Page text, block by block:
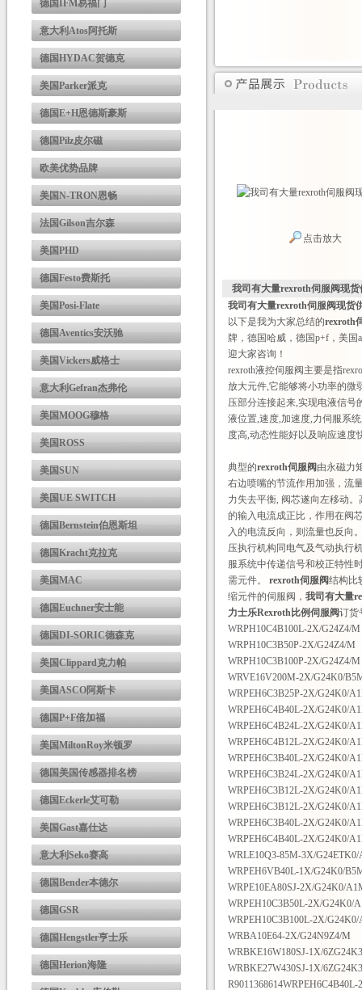
德国IFM易福门
意大利Atos阿托斯
德国HYDAC贺德克
美国Parker派克
德国E+H恩德斯豪斯
德国Pilz皮尔磁
欧美优势品牌
美国N-TRON恩畅
法国Gilson吉尔森
美国PHD
德国Festo费斯托
美国Posi-Flate
德国Aventics安沃驰
美国Vickers威格士
意大利Gefran杰弗伦
美国MOOG穆格
美国ROSS
美国SUN
美国UE SWITCH
德国Bernstein伯恩斯坦
德国Kracht克拉克
美国MAC
德国Euchner安士能
德国DI-SORIC德森克
美国Clippard克力帕
美国ASCO阿斯卡
德国P+F倍加福
美国MiltonRoy米顿罗
德国美国传感器排名榜
德国Eckerle艾可勒
美国Gast嘉仕达
意大利Seko赛高
德国Bender本德尔
德国GSR
德国Hengstler亨士乐
德国Herion海隆
点击放大
我司有大量rexroth伺服阀现货
我司有大量rexroth伺服阀现货
以下是我为大家总结的rexroth
牌，德国哈威，德国p+f，美国
迎大家咨询！
rexroth液控伺服阀主要是指
放大元件,它能够将小功率的微
压部分连接起来,实现电液信号
液位置,速度,加速度,力伺服系
度高,动态性能好以及响应速度
典型的rexroth伺服阀 由永磁力
右边喷嘴的节流作用加强，流
力失去平衡, 阀芯遂向左移动
的输入电流成正比，作用在阀
入的电流反向，则流量也反向
压执行机构同电气及气动执行
服系统中传递信号和校正特性
需元件。rexroth伺服阀结构比
缩元件的伺服阀，我司有大量
力士乐Rexroth比例伺服阀订货
WRPH10C4B100L-2X/G24Z4/M
WRPH10C3B50P-2X/G24Z4/M
WRPH10C3B100P-2X/G24Z4/M
WRVE16V200M-2X/G24K0/
WRPEH6C3B25P-2X/G24K0/
WRPEH6C4B40L-2X/G24K0/
WRPEH6C4B24L-2X/G24K0/
WRPEH6C4B12L-2X/G24K0/
WRPEH6C3B40L-2X/G24K0/
WRPEH6C3B24L-2X/G24K0/
WRPEH6C3B12L-2X/G24K0/
WRPEH6C3B12L-2X/G24K0/
WRPEH6C3B40L-2X/G24K0/
WRPEH6C4B40L-2X/G24K0/
WRLE10Q3-85M-3X/
WRPEH6VB40L-1X/G24K0/
WRPE10EA80SJ-2X/G24K0/
WRPEH10C3B50L-2X/G24K0/
WRPEH10C3B100L-2X/
WRBA10E64-2X/G24N9Z4/M
WRBKE16W180SJ-1X/
WRBKE27W430SJ-1X/